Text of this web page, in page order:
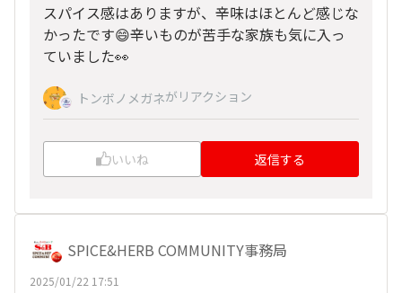
スパイス感はありますが、辛味はほとんど感じな
かったです😄辛いものが苦手な家族も気に入っ
ていました👀
トンボノメガネがリアクション
いいね 返信する
SPICE&HERB COMMUNITY事務局
2025/01/22 17:51